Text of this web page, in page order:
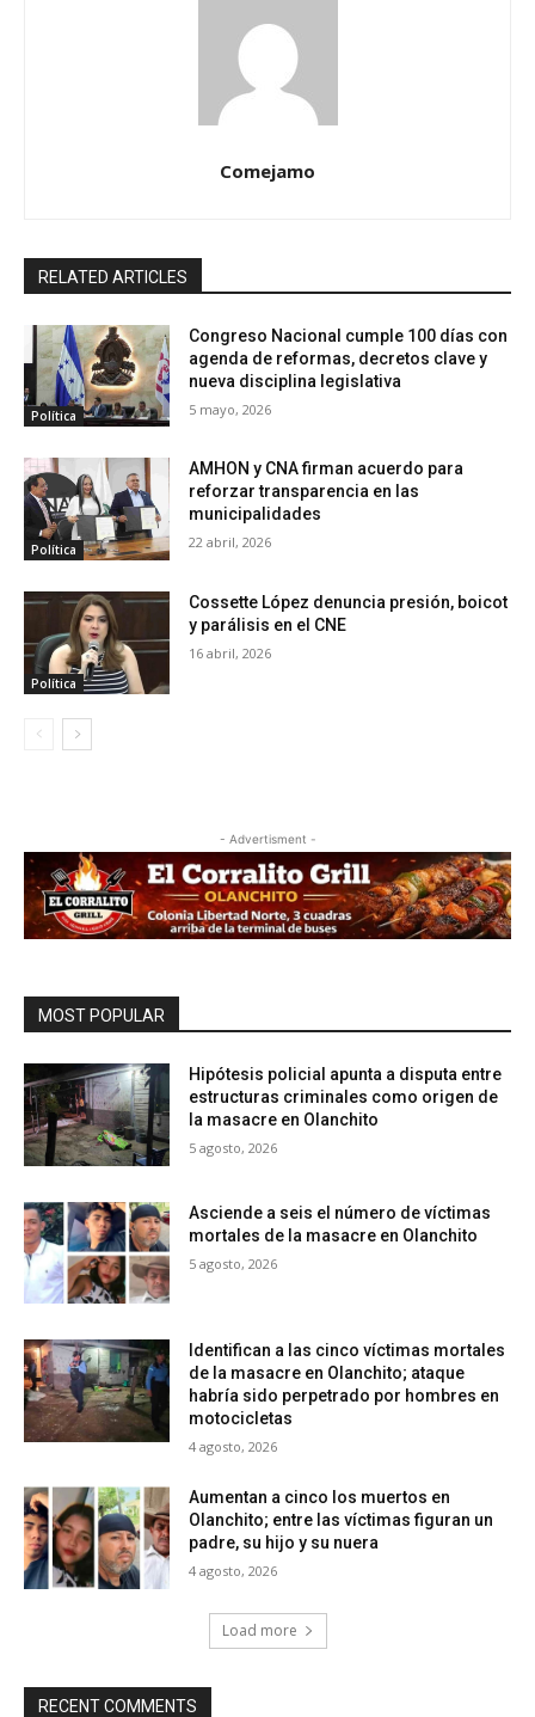
Comejamo
RELATED ARTICLES
Política
Congreso Nacional cumple 100 días con
agenda de reformas, decretos clave y
nueva disciplina legislativa
5 mayo, 2026
Política
AMHON y CNA firman acuerdo para
reforzar transparencia en las
municipalidades
22 abril, 2026
Política
Cossette López denuncia presión, boicot
y parálisis en el CNE
16 abril, 2026
- Advertisment -
MOST POPULAR
Hipótesis policial apunta a disputa entre
estructuras criminales como origen de
la masacre en Olanchito
5 agosto, 2026
Asciende a seis el número de víctimas
mortales de la masacre en Olanchito
5 agosto, 2026
Identifican a las cinco víctimas mortales
de la masacre en Olanchito; ataque
habría sido perpetrado por hombres en
motocicletas
4 agosto, 2026
Aumentan a cinco los muertos en
Olanchito; entre las víctimas figuran un
padre, su hijo y su nuera
4 agosto, 2026
Load more
RECENT COMMENTS